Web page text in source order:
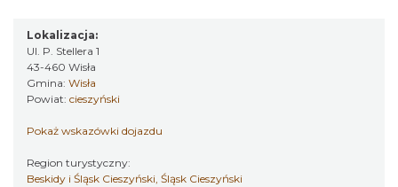
Lokalizacja:
Ul. P. Stellera 1
43-460 Wisła
Gmina: Wisła
Powiat: cieszyński
Pokaż wskazówki dojazdu
Region turystyczny:
Beskidy i Śląsk Cieszyński, Śląsk Cieszyński